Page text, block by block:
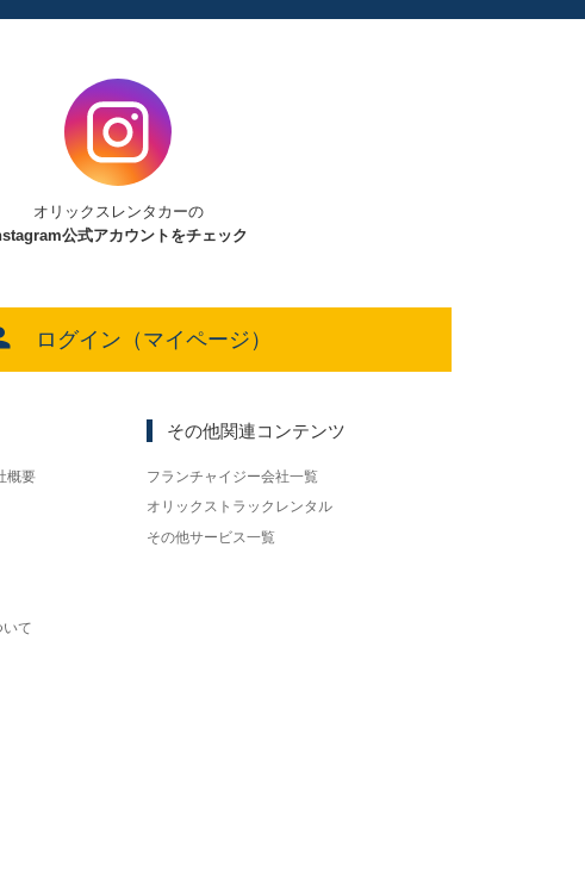
オリックスレンタカーの
公式アカウントをチェック
ログイン（マイページ）
概要
て
その他関連コンテンツ
フランチャイジー会社一覧
オリックストラックレンタル
その他サービス一覧